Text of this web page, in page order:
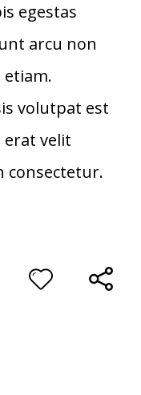
egestas
arcu non
etiam.
volutpat est
erat velit
consectetur.